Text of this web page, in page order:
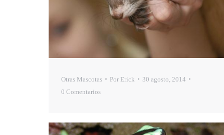
Otras Mascotas Por Erick
30 agosto, 2014
0 Comentarios